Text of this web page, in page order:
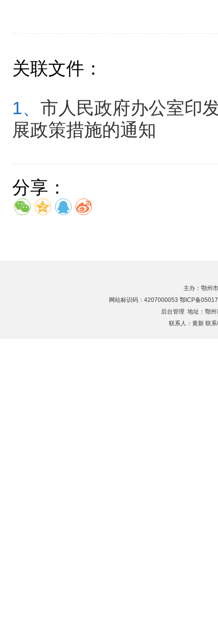
关联文件：
1、 市人民政府办公室印
展政策措施的通知
分享：
主办：鄂州
网站标识码：4207000053 鄂ICP备
后台管理 地址：鄂
联系人：黄新 联